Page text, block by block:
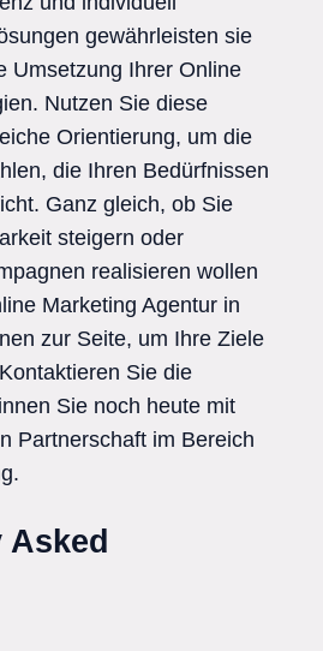
gewährleisten sie
Umsetzung Ihrer Online
Nutzen Sie diese
Orientierung, um die
die Ihren Bedürfnissen
Ganz gleich, ob Sie
steigern oder
realisieren wollen
Marketing Agentur in
zur Seite, um Ihre Ziele
Sie die
Sie noch heute mit
Partnerschaft im Bereich